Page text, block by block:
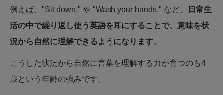
例えば、"Sit down." や "Wash your hands." など、
日常生
活の中で繰り返し使う英語を耳にすることで、意味を状
況から自然に理解できるようになります。
こうした状況から自然に言葉を理解する力が育つのも4
歳という年齢の強みです。